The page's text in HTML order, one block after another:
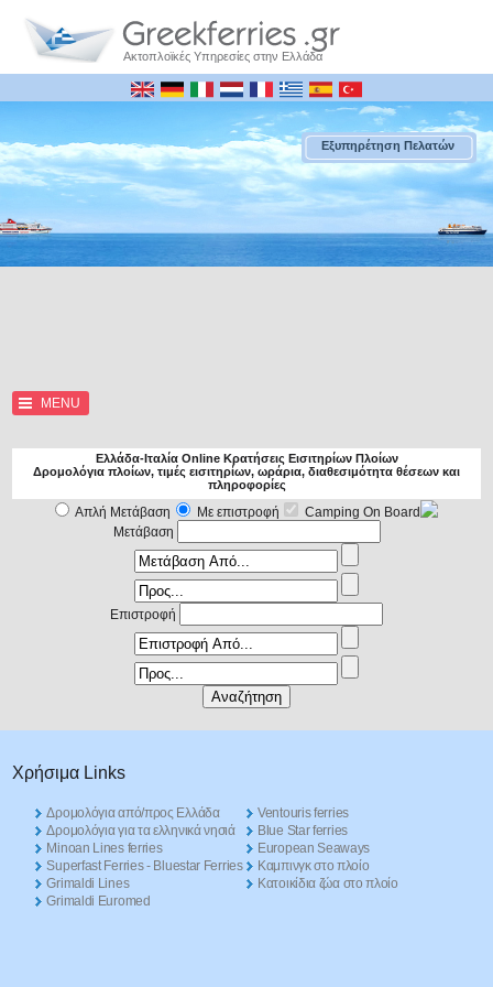
Ακτοπλοϊκές Υπηρεσίες στην Ελλάδα
Εξυπηρέτηση Πελατών
MENU
Ελλάδα-Ιταλία Online Κρατήσεις Εισιτηρίων Πλοίων
Δρομολόγια πλοίων, τιμές εισιτηρίων, ωράρια, διαθεσιμότητα θέσεων και
πληροφορίες
Απλή Μετάβαση Με επιστροφή
Camping On Board
Μετάβαση
Επιστροφή
Χρήσιμα Links
Δρομολόγια από/προς Ελλάδα
Δρομολόγια για τα ελληνικά νησιά
Minoan Lines ferries
Superfast Ferries - Bluestar Ferries
Grimaldi Lines
Grimaldi Euromed
Ventouris ferries
Blue Star ferries
European Seaways
Καμπινγκ στο πλοίο
Kατοικίδια ζώα στο πλοίο